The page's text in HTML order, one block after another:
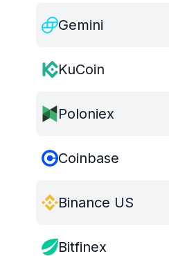
Gemini
KuCoin
Poloniex
Coinbase
Binance US
Bitfinex